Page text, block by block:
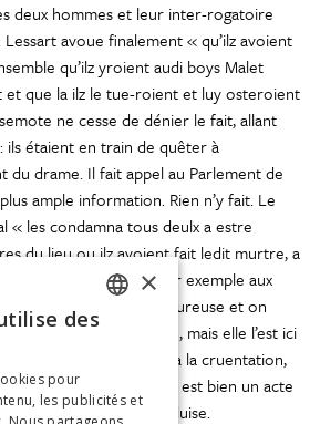
deux hommes et leur inter-rogatoire
avoue finalement « qu’ilz avoient
qu’ilz yroient audi boys Malet
que la ilz le tue-roient et luy osteroient
ne cesse de dénier le fait, allant
ils étaient en train de quêter à
du drame. Il fait appel au Parlement de
ample information. Rien n’y fait. Le
« les condamna tous deulx a estre
du lieu ou ilz avoient fait ledit murtre, a
chemin, pour donner exemple aux
effectivement rigoureuse et on
rendue d’autorité, mais elle l’est ici
qui participe d’abord à la cruentation,
Trouver un coupable est bien un acte
que le mal ne se reproduise.
ITALIAN
×
des
pour
les publicités et